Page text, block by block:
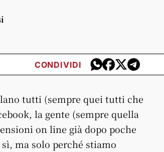
CONDIVIDI
tutti (sempre quei tutti che
la gente (sempre quella
on line già dopo poche
ma solo perché stiamo